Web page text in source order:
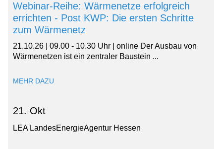
Webinar-Reihe: Wärmenetze erfolgreich
errichten - Post KWP: Die ersten Schritte
zum Wärmenetz
21.10.26 | 09.00 - 10.30 Uhr | online Der Ausbau von
Wärmenetzen ist ein zentraler Baustein ...
MEHR DAZU
21. Okt
LEA LandesEnergieAgentur Hessen